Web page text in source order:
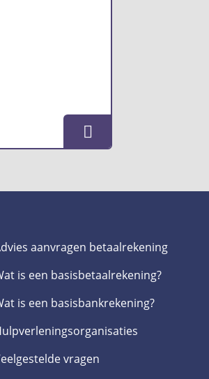
aanvragen betaalrekening
is een basis­betaalrekening?
is een basis­bankrekening?
vragen